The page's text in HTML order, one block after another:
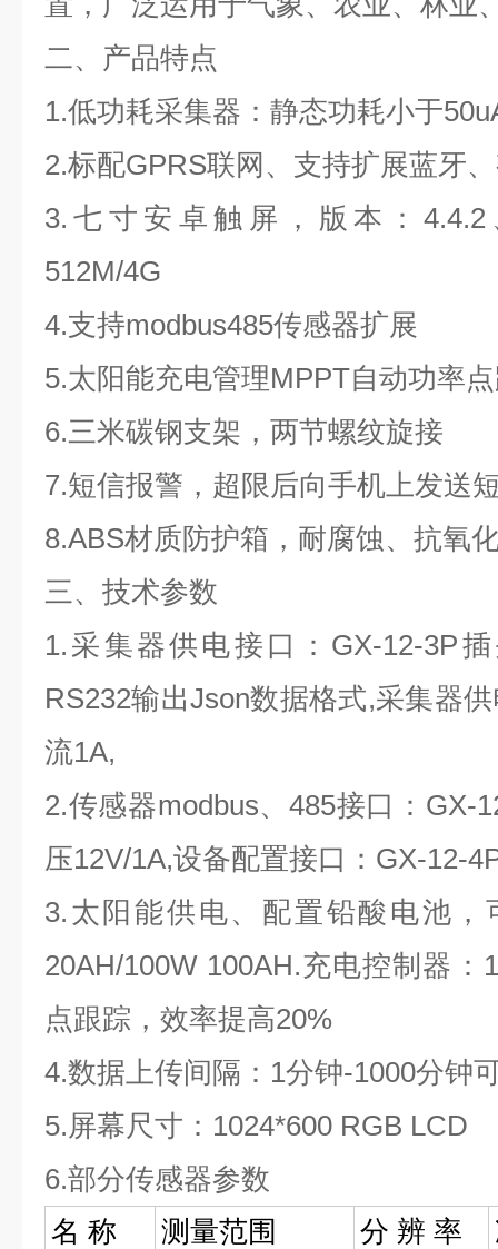
二、产品特点
1.低功耗采集器：静态功耗小于
2.标配GPRS联网、支持扩展蓝牙
3.七寸安卓触屏，版本：4.4.2
512M/4G
4.支持modbus485传感器扩展
5.太阳能充电管理MPPT自动功率
6.三米碳钢支架，两节螺纹旋接
7.短信报警，超限后向手机上发送
8.ABS材质防护箱，耐腐蚀、抗氧
三、技术参数
1.采集器供电接口：GX-12-3P
RS232输出Json数据格式,采集器
流1A,
2.传感器modbus、485接口：GX-
压12V/1A,设备配置接口：GX-12-
3.太阳能供电、配置铅酸电池，
20AH/100W 100AH.充电控制器
点跟踪，效率提高20%
4.数据上传间隔：1分钟-1000分钟
5.屏幕尺寸：1024*600 RGB LCD
6.部分传感器参数
名 称
测量范围 分 辨 率